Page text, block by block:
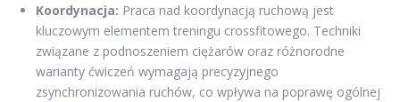
Koordynacja: Praca nad koordynacją ruchową jest
kluczowym elementem treningu crossfitowego. Techniki
związane z podnoszeniem ciężarów oraz różnorodne
warianty ćwiczeń wymagają precyzyjnego
zsynchronizowania ruchów, co wpływa na poprawę ogólnej